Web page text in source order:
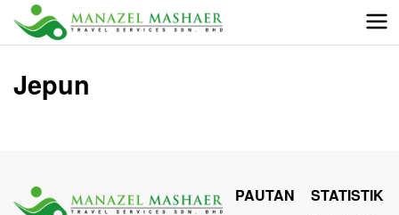
Jepun
PAUTAN STATISTIK